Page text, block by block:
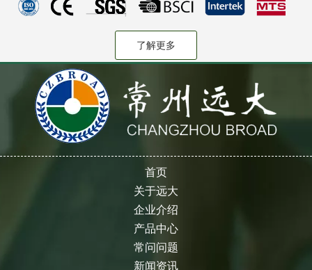
了解更多
首页
关于远大
企业介绍
产品中心
常问问题
新闻资讯